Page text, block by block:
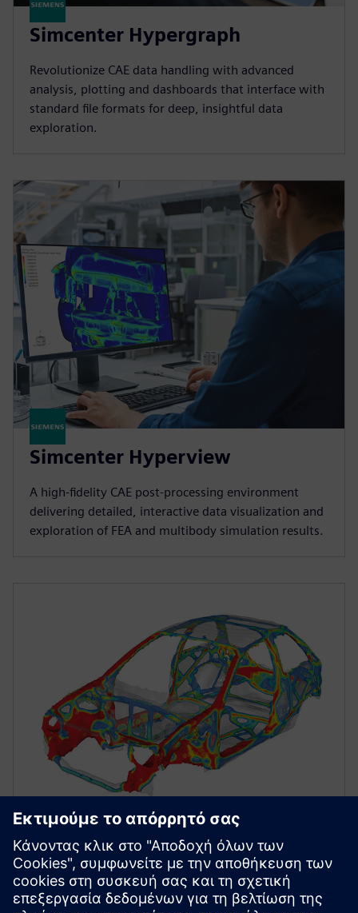
Simcenter Hypergraph
Revolutionize CAE data handling with advanced
analysis, plotting and dashboards that interface with
standard file formats for deep, insightful data
exploration.
Simcenter Hyperview
A high‑fidelity CAE post‑processing environment
delivering detailed, interactive data visualization and
exploration of FEA and multibody simulation results.
STRUCTURAL SIMULATION
Simcenter Optistruct